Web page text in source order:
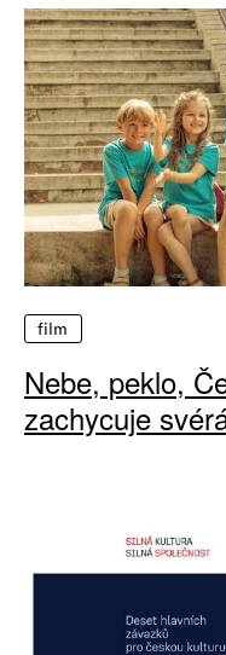
film
Nebe, peklo,
zachycuje